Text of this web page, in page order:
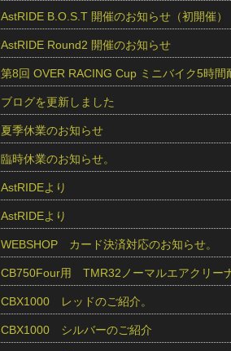
AstRIDE B.O.S.T 開催のお知らせ（初開催）
AstRIDE Round2 開催のお知らせ
第8回 OVER RACING Cup ミニバイク5時
ブログを更新しました
夏季休業のお知らせ
臨時休業のお知らせ。
AstRIDEより
AstRIDEより
WEBSHOP カード決済対応のお知らせ。
CB750Four用 TMR32ノーマルエアクリー
CBX1000 レッドのご紹介。
CBX1000 シルバーのご紹介